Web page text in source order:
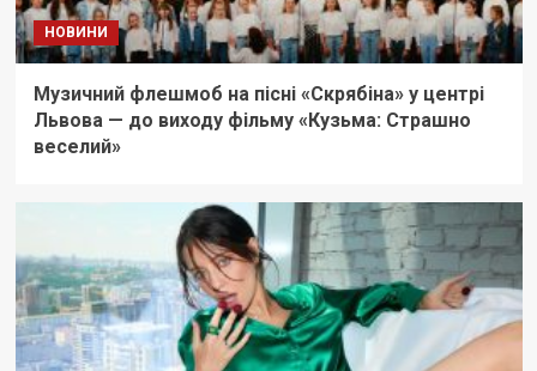
НОВИНИ
Музичний флешмоб на пісні «Скрябіна» у центрі
Львова — до виходу фільму «Кузьма: Страшно
веселий»